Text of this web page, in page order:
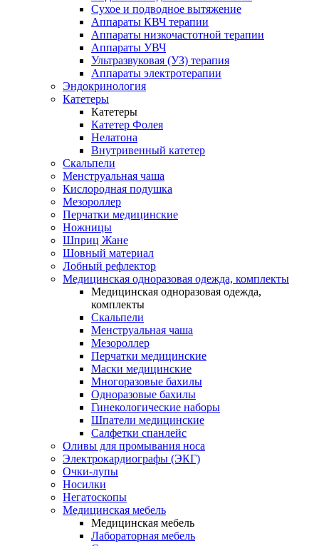
Сухое и подводное вытяжение
Аппараты КВЧ терапии
Аппараты низкочастотной терапии
Аппараты УВЧ
Ультразвуковая (УЗ) терапия
Аппараты электротерапии
Эндокринология
Катетеры
Катетеры
Катетер Фолея
Нелатона
Внутривенный катетер
Скальпели
Менструальная чаша
Кислородная подушка
Мезороллер
Перчатки медицинские
Ножницы
Шприц Жане
Шовный материал
Лобный рефлектор
Медицинская одноразовая одежда, комплекты
Медицинская одноразовая одежда,
комплекты
Скальпели
Менструальная чаша
Мезороллер
Перчатки медицинские
Маски медицинские
Многоразовые бахилы
Одноразовые бахилы
Гинекологические наборы
Шпатели медицинские
Салфетки спанлейс
Оливы для промывания носа
Электрокардиографы (ЭКГ)
Очки-лупы
Носилки
Негатоскопы
Медицинская мебель
Медицинская мебель
Лабораторная мебель